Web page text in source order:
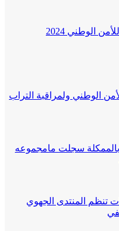
الوطني 2024
الوطني ولمراقبة التراب
بالممكلة سجلت مامجموعه
تنظم المنتدى الجهوي